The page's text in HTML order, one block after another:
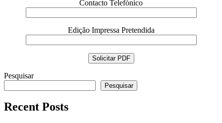
Contacto Telefónico
Edição Impressa Pretendida
Pesquisar
Pesquisar
Recent Posts